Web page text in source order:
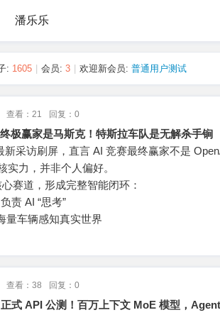
潘乐乐
: 1605 会员: 3 欢迎新会员: 普通用户测试
查看：21 回复：0
极赢家是马斯克！特斯拉车队是无解杀手锏
新采访刷屏，直言 AI 竞赛最终赢家不是
实力，并非个人偏好。
赛道，形成完整智能闭环：
责 AI “思考”
量车辆感知真实世界
查看：38 回复：0
式 API 公测！百万上下文 MoE 模型，